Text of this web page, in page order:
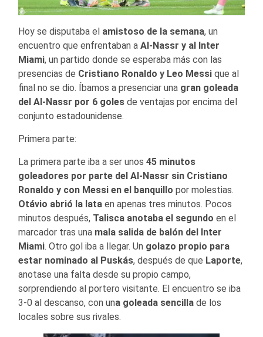
Hoy se disputaba el amistoso de la semana, un
encuentro que enfrentaban a Al-Nassr y al Inter
Miami, un partido donde se esperaba más con las
presencias de Cristiano Ronaldo y Leo Messi que al
final no se dio. Íbamos a presenciar una gran goleada
del Al-Nassr por 6 goles de ventajas por encima del
conjunto estadounidense.
Primera parte:
La primera parte iba a ser unos 45 minutos
goleadores por parte del Al-Nassr sin Cristiano
Ronaldo y con Messi en el banquillo por molestias.
Otávio abrió la lata en apenas tres minutos. Pocos
minutos después, Talisca anotaba el segundo en el
marcador tras una mala salida de balón del Inter
Miami. Otro gol iba a llegar. Un golazo propio para
estar nominado al Puskás, después de que Laporte,
anotase una falta desde su propio campo,
sorprendiendo al portero visitante. El encuentro se iba
3-0 al descanso, con una goleada sencilla de los
locales sobre sus rivales.